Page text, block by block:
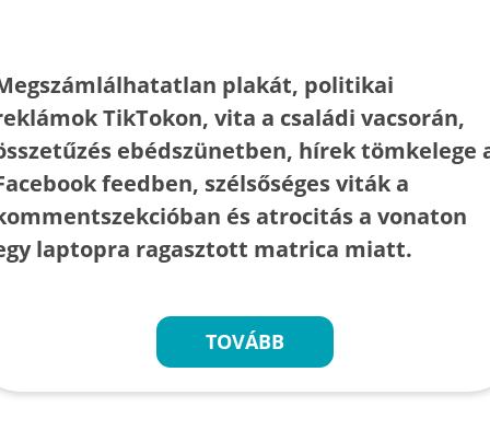
plakát, politikai
TikTokon, vita a családi vacsorán,
ebédszünetben, hírek tömkelege
feedben, szélsőséges viták a
és atrocitás a vonaton
laptopra ragasztott matrica miatt.
TOVÁBB